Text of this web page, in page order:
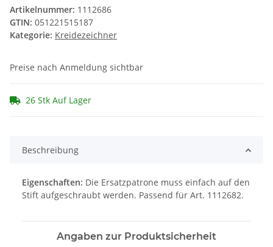
Artikelnummer: 1112686
GTIN: 051221515187
Kategorie: Kreidezeichner
Preise nach Anmeldung sichtbar
26 Stk Auf Lager
Beschreibung
Eigenschaften: Die Ersatzpatrone muss einfach auf den
Stift aufgeschraubt werden. Passend für Art. 1112682.
Angaben zur Produktsicherheit